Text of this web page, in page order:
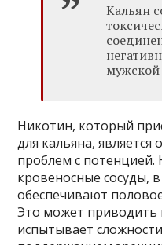
Кальян
Никотин, который
для кальяна,
проблем с потенцией.
кровеносные сосуды,
обеспечивают
Это может приводить
испытывает